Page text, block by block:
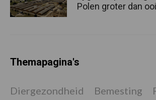
Polen groter dan
Themapagina's
Diergezondheid Bemesting